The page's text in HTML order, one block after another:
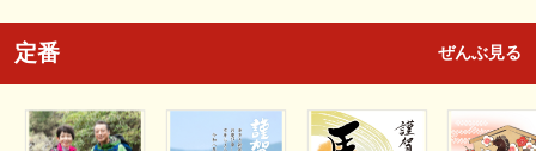
定番 ぜんぶ見る